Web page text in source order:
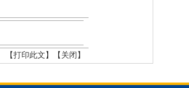
【打印此文】 【关闭】